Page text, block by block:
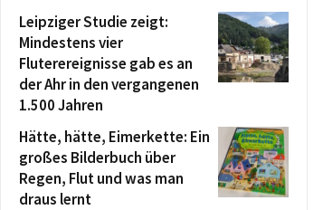
Leipziger Studie zeigt:
Mindestens vier
Fluterereignisse gab es an
der Ahr in den vergangenen
1.500 Jahren
Hätte, hätte, Eimerkette: Ein
großes Bilderbuch über
Regen, Flut und was man
draus lernt